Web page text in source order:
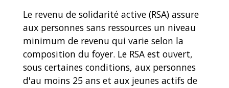
Le revenu de solidarité active (RSA) assure
aux personnes sans ressources un niveau
minimum de revenu qui varie selon la
composition du foyer. Le RSA est ouvert,
sous certaines conditions, aux personnes
d'au moins 25 ans et aux jeunes actifs de